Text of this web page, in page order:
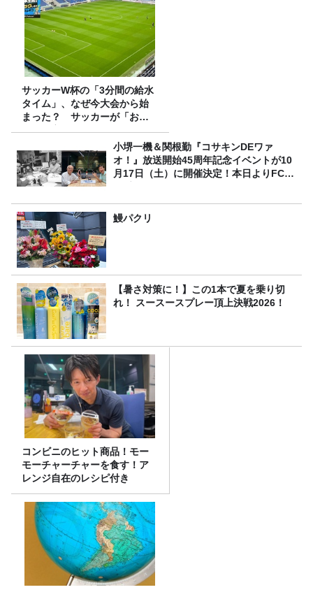
サッカーW杯の「3分間の給水
タイム」、なぜ今大会から始
まった？ サッカーが「お
金」に変わる仕組み
小堺一機＆関根勤『コサキンDEワァ
オ！』放送開始45周年記念イベントが10
月17日（土）に開催決定！本日よりFC先
鰻パクリ
【暑さ対策に！】この1本で夏を乗り切
れ！ スースースプレー頂上決戦2026！
コンビニのヒット商品！モー
モーチャーチャーを食す！ア
レンジ自在のレシピ付き